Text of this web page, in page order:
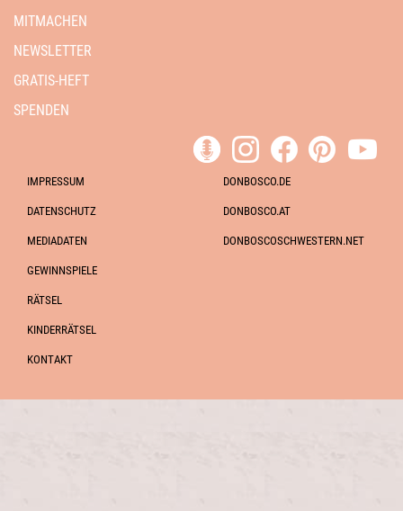
MITMACHEN
NEWSLETTER
GRATIS-HEFT
SPENDEN
IMPRESSUM
DATENSCHUTZ
MEDIADATEN
GEWINNSPIELE
RÄTSEL
KINDERRÄTSEL
KONTAKT
DONBOSCO.DE
DONBOSCO.AT
DONBOSCOSCHWESTERN.NET